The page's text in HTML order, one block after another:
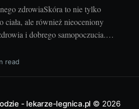
zdrowiaSkóra to nie tylko
ciała, ale również nieoceniony
i dobrego samopoczucia.
jej funkcji to fundament w
Potrzebna jest nam przede
read
- lekarze-legnica.pl © 2026